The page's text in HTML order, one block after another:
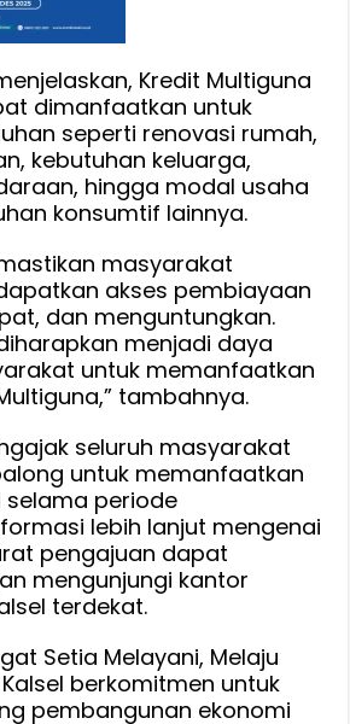
Kredit Multiguna
dimanfaatkan untuk
seperti renovasi rumah,
kebutuhan keluarga,
hingga modal usaha
konsumtif lainnya.
masyarakat
akses pembiayaan
dan menguntungkan.
menjadi daya
untuk memanfaatkan
tambahnya.
seluruh masyarakat
untuk memanfaatkan
selama periode
lebih lanjut mengenai
pengajuan dapat
mengunjungi kantor
terdekat.
Setia Melayani, Melaju
berkomitmen untuk
pembangunan ekonomi